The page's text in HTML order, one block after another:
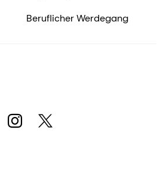
Beruflicher Werdegang